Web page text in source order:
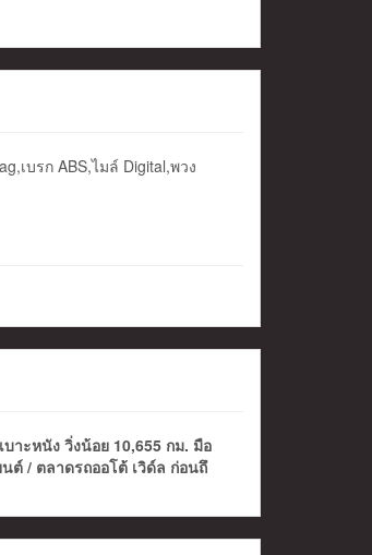
เบรก ABS,ไมล์ Digital,พวง
บาะหนัง วิ่งน้อย 10,655 กม. มือ
ต์ / ตลาดรถออโต้ เวิด์ล ก่อนถึ